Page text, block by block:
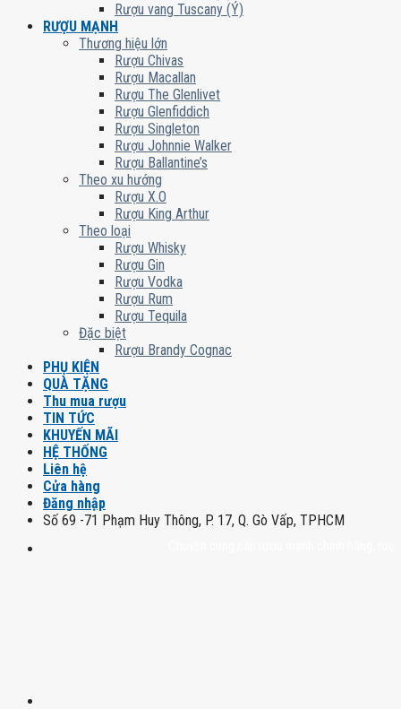
Rượu vang Tuscany (Ý)
RƯỢU MẠNH
Thương hiệu lớn
Rượu Chivas
Rượu Macallan
Rượu The Glenlivet
Rượu Glenfiddich
Rượu Singleton
Rượu Johnnie Walker
Rượu Ballantine’s
Theo xu hướng
Rượu X.O
Rượu King Arthur
Theo loại
Rượu Whisky
Rượu Gin
Rượu Vodka
Rượu Rum
Rượu Tequila
Đặc biệt
Rượu Brandy Cognac
PHỤ KIỆN
QUÀ TẶNG
Thu mua rượu
TIN TỨC
KHUYẾN MÃI
HỆ THỐNG
Liên hệ
Cửa hàng
Đăng nhập
Số 69 -71 Phạm Huy Thông, P. 17, Q. Gò Vấp, TPHCM